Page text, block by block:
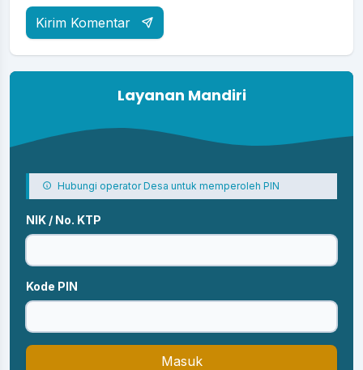
Kirim Komentar
Layanan Mandiri
Hubungi operator Desa untuk memperoleh PIN
NIK / No. KTP
Kode PIN
Masuk